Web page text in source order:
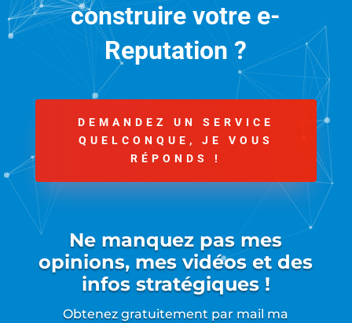
construire votre e-
Reputation ?
DEMANDEZ UN SERVICE
QUELCONQUE, JE VOUS
RÉPONDS !
Ne manquez pas mes
opinions, mes vidéos et des
infos stratégiques !
Obtenez gratuitement par mail ma